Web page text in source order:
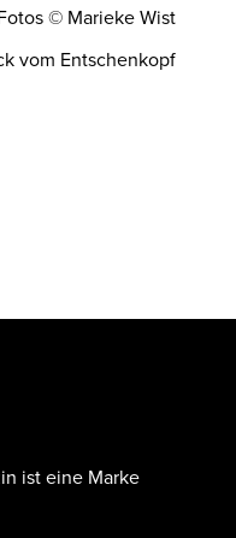
© Marieke Wist
vom Entschenkopf
ist eine Marke